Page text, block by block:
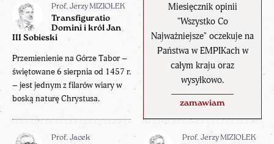
Miesięcznik opinii
"Wszystko Co
Najważniejsze" oczekuje na
Państwa w EMPIKach w
całym kraju oraz
wysyłkowo.
zamawiam
Prof. Jerzy MIZIOŁEK
Transfiguratio
Domini i król Jan
III Sobieski
Przemienienie na Górze Tabor –
świętowane 6 sierpnia od 1457 r.
– jest jednym z filarów wiary w
boską naturę Chrystusa.
Prof. Jacek
Prof. Jerzy MIZIOŁEK